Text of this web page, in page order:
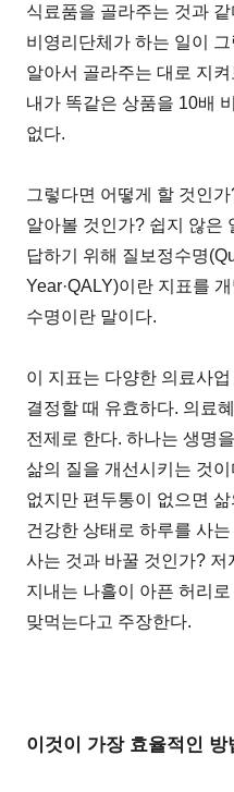
식료품을 골라주는 것과
비영리단체가 하는 일이
알아서 골라주는 대로 지
내가 똑같은 상품을 10배
없다.
그렇다면 어떻게 할 것인
알아볼 것인가? 쉽지 않은
답하기 위해 질보정수명
Year·QALY)이란 지표를
수명이란 말이다.
이 지표는 다양한 의료사
결정할 때 유효하다. 의료
전제로 한다. 하나는 생명
삶의 질을 개선시키는 것
없지만 편두통이 없으면
건강한 상태로 하루를 사
사는 것과 바꿀 것인가?
지내는 나흘이 아픈 허리
맞먹는다고 주장한다.
이것이 가장 효율적인 방